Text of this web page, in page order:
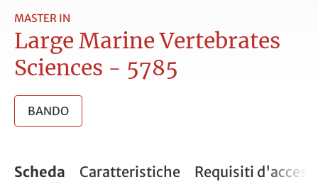
MASTER IN
Large Marine Vertebrates
Sciences - 5785
BANDO
Scheda Caratteristiche Requisiti